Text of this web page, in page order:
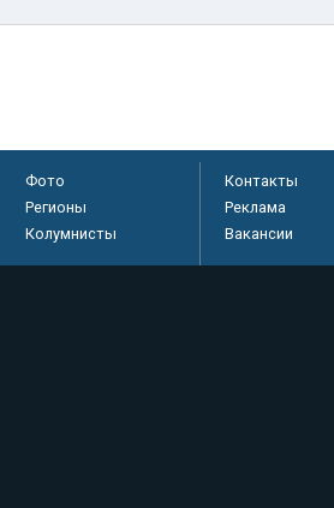
Фото
Регионы
Колумнисты
Контакты
Реклама
Вакансии